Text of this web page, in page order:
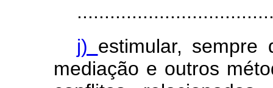
j) estimular,
mediação e outros